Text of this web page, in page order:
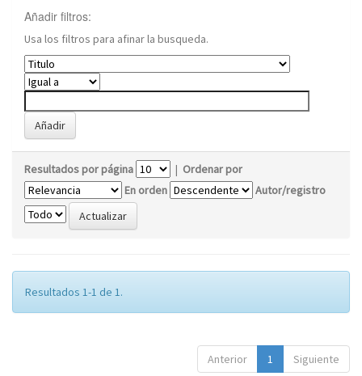
Añadir filtros:
Usa los filtros para afinar la busqueda.
Resultados por página | Ordenar por
En orden
Autor/registro
Resultados 1-1 de 1.
Anterior 1 Siguiente